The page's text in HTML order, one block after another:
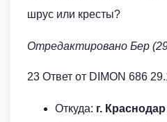
шрус или кресты?
Отредактировано Бер
23 Ответ от DIMON 686
Откуда: г.